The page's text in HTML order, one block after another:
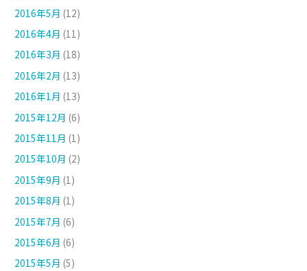
2016年5月 (12)
2016年4月 (11)
2016年3月 (18)
2016年2月 (13)
2016年1月 (13)
2015年12月 (6)
2015年11月 (1)
2015年10月 (2)
2015年9月 (1)
2015年8月 (1)
2015年7月 (6)
2015年6月 (6)
2015年5月 (5)